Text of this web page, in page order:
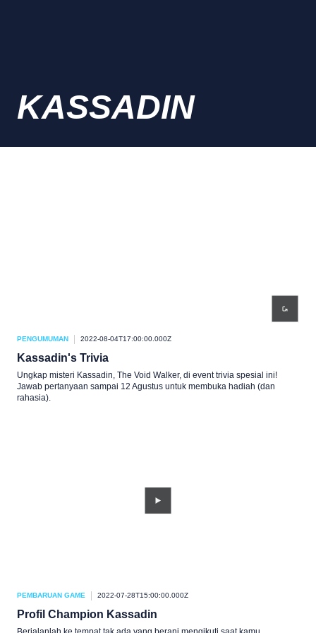
KASSADIN
PENGUMUMAN 2022-08-04T17:00:00.000Z
Kassadin's Trivia
Ungkap misteri Kassadin, The Void Walker, di event trivia spesial ini!
Jawab pertanyaan sampai 12 Agustus untuk membuka hadiah (dan
rahasia).
PEMBARUAN GAME 2022-07-28T15:00:00.000Z
Profil Champion Kassadin